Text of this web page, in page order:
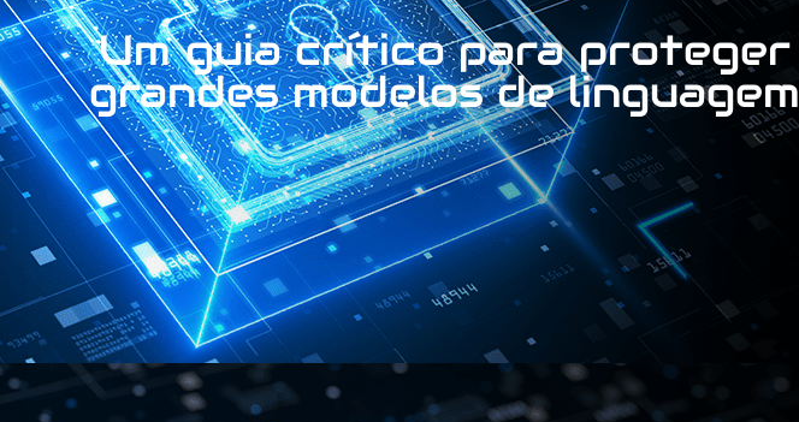
Um guia crítico para proteger
grandes modelos de linguagem